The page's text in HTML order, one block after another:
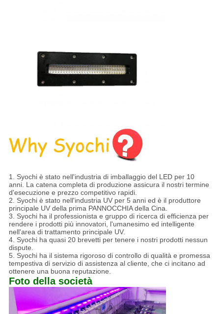
1. Syochi è stato nell'industria di imballaggio del LED per 10
anni. La catena completa di produzione assicura il nostri termine
d'esecuzione e prezzo competitivo rapidi.
2. Syochi è stato nell'industria UV per 5 anni ed è il produttore
principale UV della prima PANNOCCHIA della Cina.
3. Syochi ha il professionista e gruppo di ricerca di efficienza per
rendere i prodotti più innovatori, l'umanesimo ed intelligente
nell'area di trattamento principale UV.
4. Syochi ha quasi 20 brevetti per tenere i nostri prodotti nessun
dispute.
5. Syochi ha il sistema rigoroso di controllo di qualità e promessa
tempestiva di servizio di assistenza al cliente, che ci incitano ad
ottenere una buona reputazione.
Foto della società